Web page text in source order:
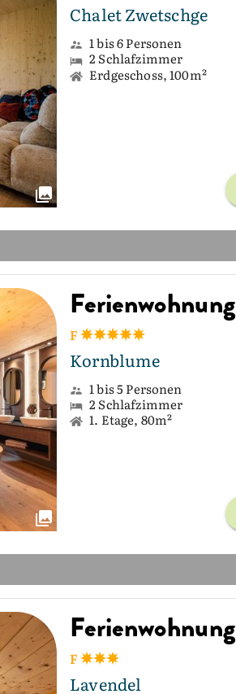
Chalet Zwetschge
1 bis 6 Personen
2 Schlafzimmer
Erdgeschoss, 100m²
Ferienwohnung
F
Kornblume
1 bis 5 Personen
2 Schlafzimmer
1. Etage, 80m²
Ferienwohnung
F
Lavendel